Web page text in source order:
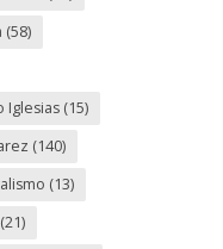
(58)
Iglesias(15)
(140)
(13)
(21)